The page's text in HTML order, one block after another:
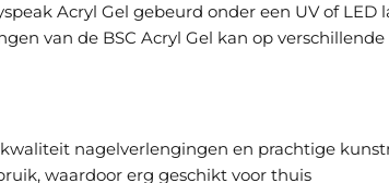
Acryl Gel gebeurd onder een UV of
van de BSC Acryl Gel kan op
nagelverlengingen en prachtige
waardoor erg geschikt voor thuis